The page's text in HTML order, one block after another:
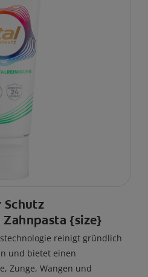
Schutz
{size}
reinigt gründlich
und bietet einen
Zunge, Wangen und